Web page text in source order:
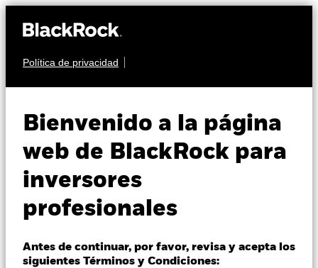
Política de privacidad
Bienvenido a la página
web de BlackRock para
inversores
profesionales
Antes de continuar, por favor, revisa y acepta los
siguientes Términos y Condiciones:
Perspectivas
Visión de mercado
Educación
Profesionales
Transport Fund
Valor liquidativo a 06 ago 2026